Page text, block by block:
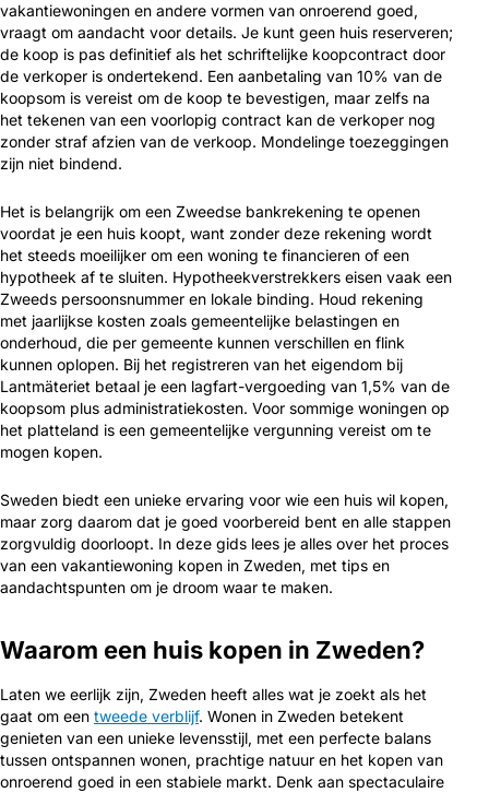
vakantiewoningen en andere vormen van onroerend goed,
vraagt om aandacht voor details. Je kunt geen huis reserveren;
de koop is pas definitief als het schriftelijke koopcontract door
de verkoper is ondertekend. Een aanbetaling van 10% van de
koopsom is vereist om de koop te bevestigen, maar zelfs na
het tekenen van een voorlopig contract kan de verkoper nog
zonder straf afzien van de verkoop. Mondelinge toezeggingen
zijn niet bindend.
Het is belangrijk om een Zweedse bankrekening te openen
voordat je een huis koopt, want zonder deze rekening wordt
het steeds moeilijker om een woning te financieren of een
hypotheek af te sluiten. Hypotheekverstrekkers eisen vaak een
Zweeds persoonsnummer en lokale binding. Houd rekening
met jaarlijkse kosten zoals gemeentelijke belastingen en
onderhoud, die per gemeente kunnen verschillen en flink
kunnen oplopen. Bij het registreren van het eigendom bij
Lantmäteriet betaal je een lagfart-vergoeding van 1,5% van de
koopsom plus administratiekosten. Voor sommige woningen op
het platteland is een gemeentelijke vergunning vereist om te
mogen kopen.
Sweden biedt een unieke ervaring voor wie een huis wil kopen,
maar zorg daarom dat je goed voorbereid bent en alle stappen
zorgvuldig doorloopt. In deze gids lees je alles over het proces
van een vakantiewoning kopen in Zweden, met tips en
aandachtspunten om je droom waar te maken.
Waarom een huis kopen in Zweden?
Laten we eerlijk zijn, Zweden heeft alles wat je zoekt als het
gaat om een tweede verblijf. Wonen in Zweden betekent
genieten van een unieke levensstijl, met een perfecte balans
tussen ontspannen wonen, prachtige natuur en het kopen van
onroerend goed in een stabiele markt. Denk aan spectaculaire